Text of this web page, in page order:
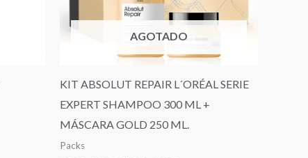
AGOTADO
KIT ABSOLUT REPAIR L´ORÉAL SERIE
EXPERT SHAMPOO 300 ML +
MÁSCARA GOLD 250 ML.
Packs